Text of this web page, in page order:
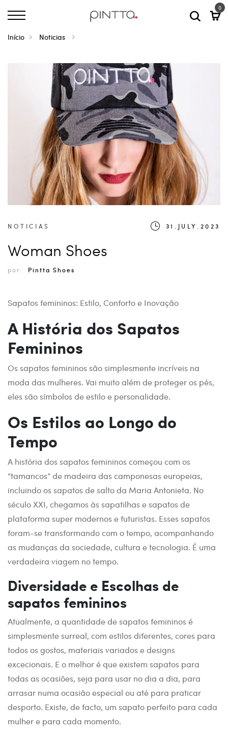
0
Início Noticias
NOTICIAS 31.JULY.2023
Woman Shoes
por: Pintta Shoes
Sapatos femininos: Estilo, Conforto e Inovação
A História dos Sapatos
Femininos
Os sapatos femininos são simplesmente incríveis na
moda das mulheres. Vai muito além de proteger os pés,
eles são símbolos de estilo e personalidade.
Os Estilos ao Longo do
Tempo
A história dos sapatos femininos começou com os
“tamancos” de madeira das camponesas europeias,
incluindo os sapatos de salto da Maria Antonieta. No
século XXI, chegamos às sapatilhas e sapatos de
plataforma super modernos e futuristas. Esses sapatos
foram-se transformando com o tempo, acompanhando
as mudanças da sociedade, cultura e tecnologia. É uma
verdadeira viagem no tempo.
Diversidade e Escolhas de
sapatos femininos
Atualmente, a quantidade de sapatos femininos é
simplesmente surreal, com estilos diferentes, cores para
todos os gostos, materiais variados e designs
excecionais. E o melhor é que existem sapatos para
todas as ocasiões, seja para usar no dia a dia, para
arrasar numa ocasião especial ou até para praticar
desporto. Existe, de facto, um sapato perfeito para cada
mulher e para cada momento.